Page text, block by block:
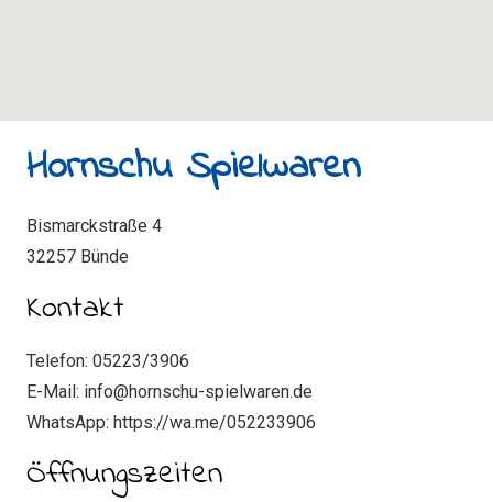
Hornschu Spielwaren
Bismarckstraße 4
32257 Bünde
Kontakt
Telefon: 05223/3906
E-Mail: info@hornschu-spielwaren.de
WhatsApp: https://wa.me/052233906
Öffnungszeiten